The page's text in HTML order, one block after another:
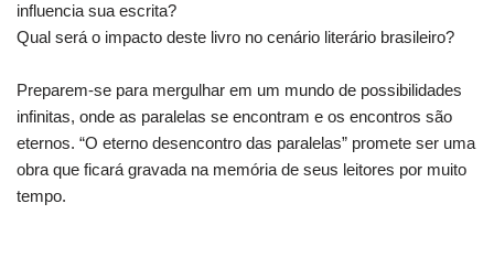
influencia sua escrita?
Qual será o impacto deste livro no cenário literário brasileiro?
Preparem-se para mergulhar em um mundo de possibilidades
infinitas, onde as paralelas se encontram e os encontros são
eternos. “O eterno desencontro das paralelas” promete ser uma
obra que ficará gravada na memória de seus leitores por muito
tempo.